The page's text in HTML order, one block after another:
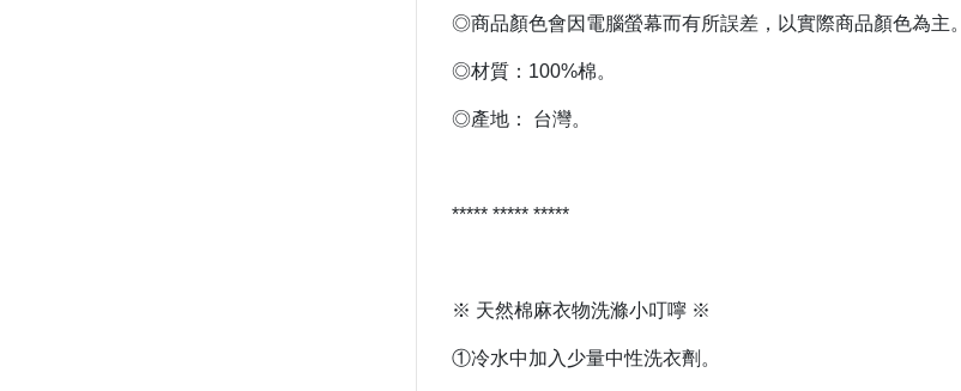
◎商品顏色會因電腦螢幕而有所誤差，以實際商品顏色為主。
◎材質：100%棉。
◎產地： 台灣。
***** ***** *****
※ 天然棉麻衣物洗滌小叮嚀 ※
①冷水中加入少量中性洗衣劑。